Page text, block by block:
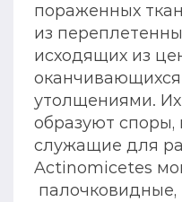
пораженных
из
исходящих из
утолщениями.
образуют споры,
служащие для
Actinomicetes